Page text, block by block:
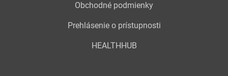
Obchodné podmienky
Prehlásenie o prístupnosti
HEALTHHUB